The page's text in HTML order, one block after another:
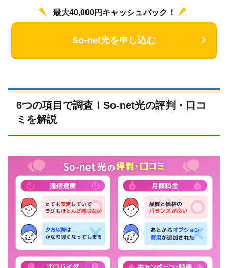
最大40,000円キャッシュバック！
So-net光を申し込む
6つの項目で調査！So-net光の評判・口コ
ミを解説